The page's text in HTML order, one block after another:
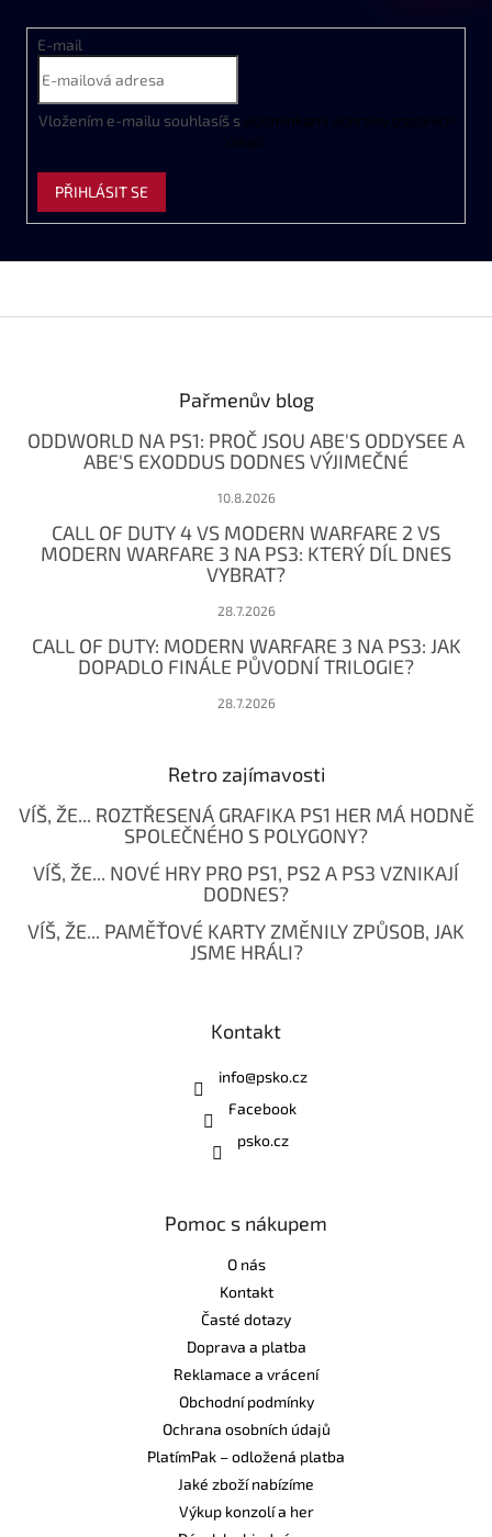
E-mail
Vložením e-mailu souhlasíš s podmínkami ochrany osobních
údajů
PŘIHLÁSIT SE
Pařmenův blog
ODDWORLD NA PS1: PROČ JSOU ABE'S ODDYSEE A
ABE'S EXODDUS DODNES VÝJIMEČNÉ
10.8.2026
CALL OF DUTY 4 VS MODERN WARFARE 2 VS
MODERN WARFARE 3 NA PS3: KTERÝ DÍL DNES
VYBRAT?
28.7.2026
CALL OF DUTY: MODERN WARFARE 3 NA PS3: JAK
DOPADLO FINÁLE PŮVODNÍ TRILOGIE?
28.7.2026
Retro zajímavosti
VÍŠ, ŽE... ROZTŘESENÁ GRAFIKA PS1 HER MÁ HODNĚ
SPOLEČNÉHO S POLYGONY?
VÍŠ, ŽE... NOVÉ HRY PRO PS1, PS2 A PS3 VZNIKAJÍ
DODNES?
VÍŠ, ŽE... PAMĚŤOVÉ KARTY ZMĚNILY ZPŮSOB, JAK
JSME HRÁLI?
Kontakt
info@psko.cz
Facebook
psko.cz
Pomoc s nákupem
O nás
Kontakt
Časté dotazy
Doprava a platba
Reklamace a vrácení
Obchodní podmínky
Ochrana osobních údajů
PlatímPak – odložená platba
Jaké zboží nabízíme
Výkup konzolí a her